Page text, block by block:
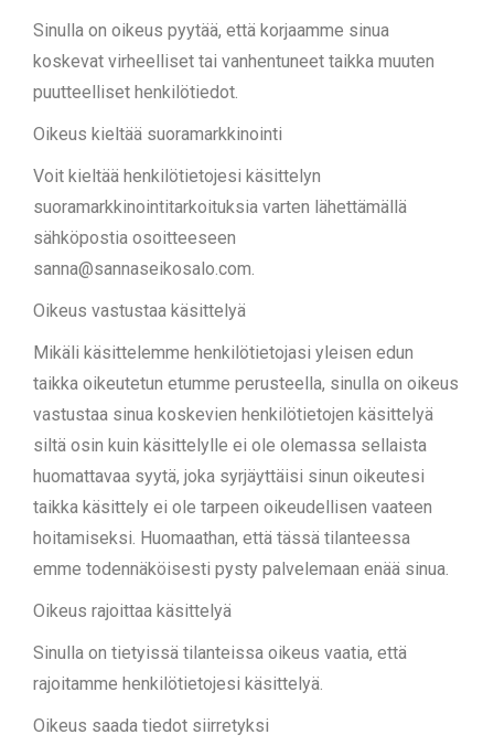
Sinulla on oikeus pyytää, että korjaamme sinua
koskevat virheelliset tai vanhentuneet taikka muuten
puutteelliset henkilötiedot.
Oikeus kieltää suoramarkkinointi
Voit kieltää henkilötietojesi käsittelyn
suoramarkkinointitarkoituksia varten lähettämällä
sähköpostia osoitteeseen
sanna@sannaseikosalo.com.
Oikeus vastustaa käsittelyä
Mikäli käsittelemme henkilötietojasi yleisen edun
taikka oikeutetun etumme perusteella, sinulla on oikeus
vastustaa sinua koskevien henkilötietojen käsittelyä
siltä osin kuin käsittelylle ei ole olemassa sellaista
huomattavaa syytä, joka syrjäyttäisi sinun oikeutesi
taikka käsittely ei ole tarpeen oikeudellisen vaateen
hoitamiseksi. Huomaathan, että tässä tilanteessa
emme todennäköisesti pysty palvelemaan enää sinua.
Oikeus rajoittaa käsittelyä
Sinulla on tietyissä tilanteissa oikeus vaatia, että
rajoitamme henkilötietojesi käsittelyä.
Oikeus saada tiedot siirretyksi